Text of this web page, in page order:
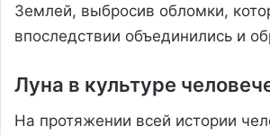
Землей, выбросив обломки,
впоследствии объединились и
Луна в культуре
На протяжении всей истории